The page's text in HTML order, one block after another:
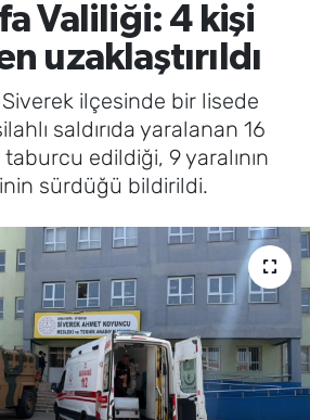
Valiliği: 4 kişi
uzaklaştırıldı
Siverek ilçesinde bir lisede
saldırıda yaralanan 16
edildiği, 9 yaralının
sürdüğü bildirildi.